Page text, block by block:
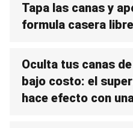
Tapa las canas y
formula casera
Oculta tus canas
bajo costo: el
hace efecto con